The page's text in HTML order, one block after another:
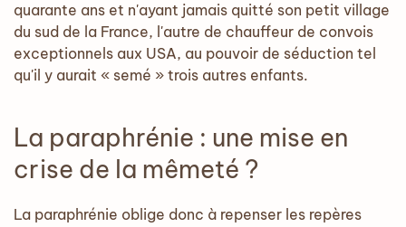
quarante ans et n'ayant jamais quitté son petit village
du sud de la France, l'autre de chauffeur de convois
exceptionnels aux USA, au pouvoir de séduction tel
qu'il y aurait « semé » trois autres enfants.
La paraphrénie : une mise en
crise de la mêmeté ?
La paraphrénie oblige donc à repenser les repères